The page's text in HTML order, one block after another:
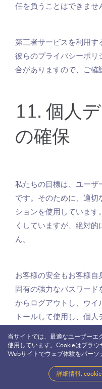
任を負うことはできませ
第三者サービスを利用す
彼らのプライバシーポリ
合がありますので、ご確
11. 個人
の確保
私たちの目標は、ユーザ
です。そのために、適切
ションを使用しています
くしていますが、絶対
ん。
お客様の安全もお客様自
固有の強力なパスワード
からログアウトし、ウイ
トールして使用し、個
12. 子供
当サイトでは、最適なユーザーエ
使用しています。Cookieはブラ
Webサイトでウェブ体験をパーソ
詳細情報: